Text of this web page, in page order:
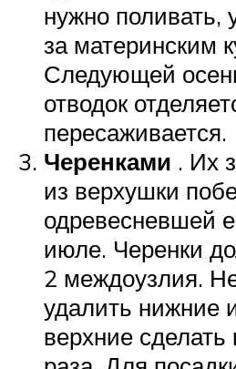
нужно поливать,
за материнским
Следующей
отводок
пересаживается.
Черенками . Их
из верхушки
одревесневшей
июле. Черенки
2 междоузлия.
удалить нижние
верхние сделать